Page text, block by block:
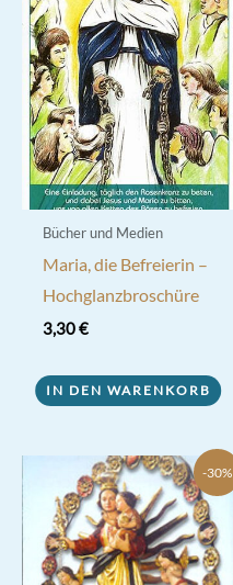
Bücher und Medien
Maria, die Befreierin –
Hochglanzbroschüre
3,30€
IN DEN WARENKORB
-30%